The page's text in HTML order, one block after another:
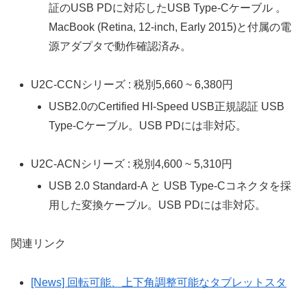
証のUSB PDに対応したUSB Type-Cケーブル 。
MacBook (Retina, 12-inch, Early 2015)と付属の電
源アダプタで動作確認済み。
U2C-CCNシリーズ : 税別5,660 ~ 6,380円
USB2.0のCertified HI-Speed USB正規認証 USB
Type-Cケーブル。USB PDには非対応。
U2C-ACNシリーズ : 税別4,600 ~ 5,310円
USB 2.0 Standard-A と USB Type-Cコネクタを採
用した変換ケーブル。USB PDには非対応。
関連リンク
[News] 回転可能、上下角調整可能なタブレットスタ